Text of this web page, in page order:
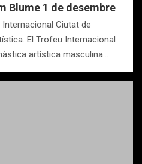
Blume 1 de desembre
Ciutat de
El Trofeu Internacional
artística masculina…